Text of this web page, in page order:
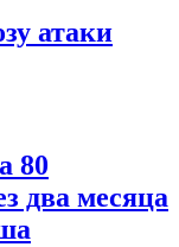
атаки
80
два месяца